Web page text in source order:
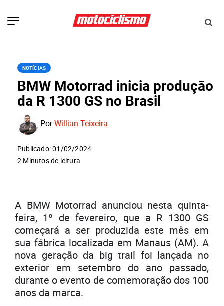
NOTÍCIAS
BMW Motorrad inicia produção
da R 1300 GS no Brasil
PorWillian Teixeira
Publicado: 01/02/2024
2 Minutos de leitura
A BMW Motorrad anunciou nesta quinta-
feira, 1º de fevereiro, que a R 1300 GS
começará a ser produzida este mês em
sua fábrica localizada em Manaus (AM). A
nova geração da big trail foi lançada no
exterior em setembro do ano passado,
durante o evento de comemoração dos 100
anos da marca.